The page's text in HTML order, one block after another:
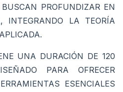
PROFUNDIZAR EN
INTEGRANDO LA TEORÍA
UNA DURACIÓN DE 120
PARA OFRECER
ESENCIALES